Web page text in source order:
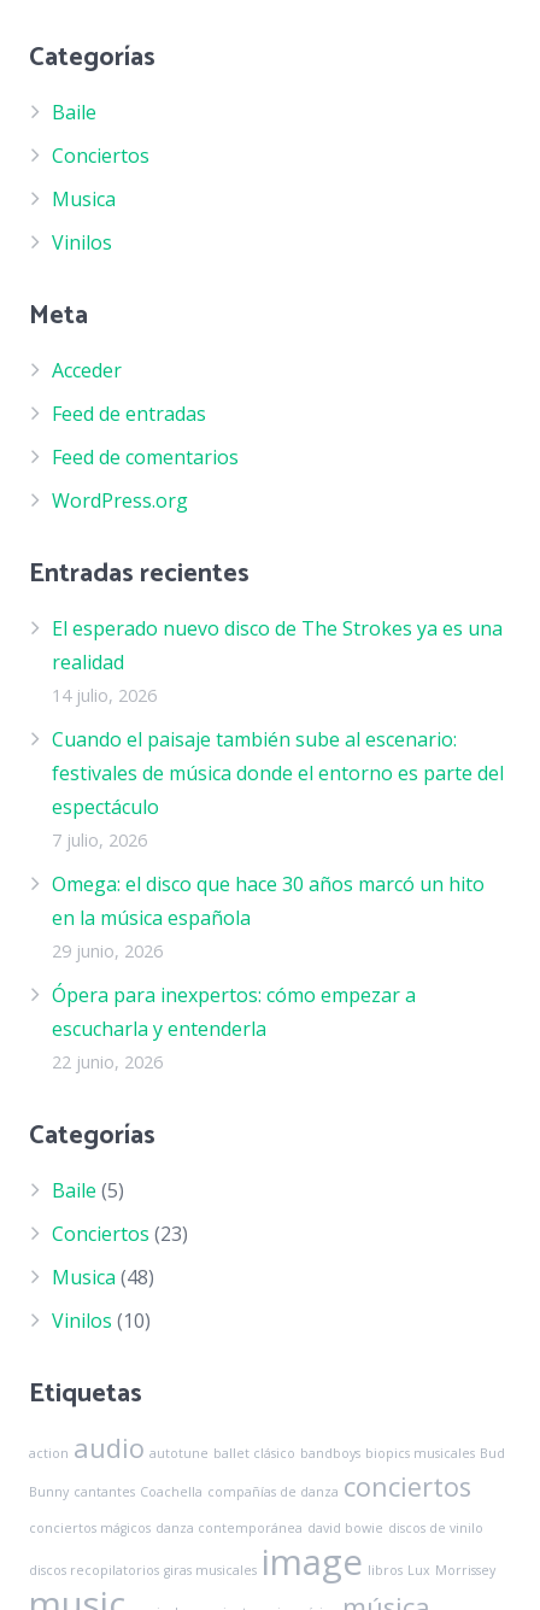
Categorías
Baile
Conciertos
Musica
Vinilos
Meta
Acceder
Feed de entradas
Feed de comentarios
WordPress.org
Entradas recientes
El esperado nuevo disco de The Strokes ya es una
realidad
14 julio, 2026
Cuando el paisaje también sube al escenario:
festivales de música donde el entorno es parte del
espectáculo
7 julio, 2026
Omega: el disco que hace 30 años marcó un hito
en la música española
29 junio, 2026
Ópera para inexpertos: cómo empezar a
escucharla y entenderla
22 junio, 2026
Categorías
Baile (5)
Conciertos (23)
Musica (48)
Vinilos (10)
Etiquetas
action audio autotune ballet clásico bandboys biopics musicales Bud
Bunny cantantes Coachella compañías de danza conciertos
conciertos mágicos danza contemporánea david bowie discos de vinilo
discos recopilatorios giras musicales image libros Lux Morrissey